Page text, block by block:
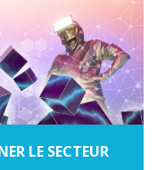
LE SECTEUR